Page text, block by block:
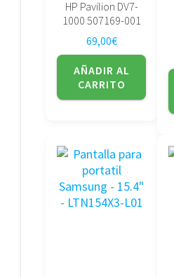
HP Pavilion DV7-
1000 507169-001
69,00€
AÑADIR AL
CARRITO